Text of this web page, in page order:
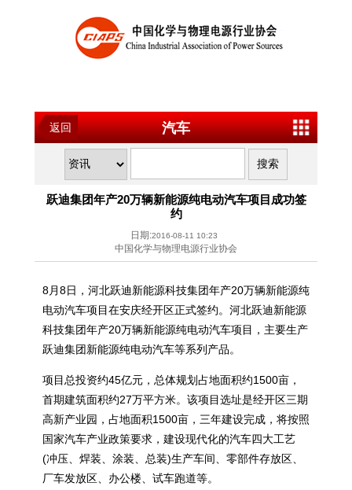
返回 汽车
跃迪集团年产20万辆新能源纯电动汽车项目成功签
约
日期:2016-08-11 10:23
中国化学与物理电源行业协会
8月8日，河北跃迪新能源科技集团年产20万辆新能源纯
电动汽车项目在安庆经开区正式签约。河北跃迪新能源
科技集团年产20万辆新能源纯电动汽车项目，主要生产
跃迪集团新能源纯电动汽车等系列产品。
项目总投资约45亿元，总体规划占地面积约1500亩，
首期建筑面积约27万平方米。该项目选址是经开区三期
高新产业园，占地面积1500亩，三年建设完成，将按照
国家汽车产业政策要求，建设现代化的汽车四大工艺
(冲压、焊装、涂装、总装)生产车间、零部件存放区、
厂车发放区、办公楼、试车跑道等。